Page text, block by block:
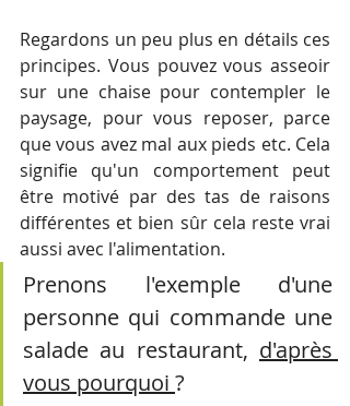
Regardons un peu plus en détails ces
principes. Vous pouvez vous asseoir
sur une chaise pour contempler le
paysage, pour vous reposer, parce
que vous avez mal aux pieds etc. Cela
signifie qu'un comportement peut
être motivé par des tas de raisons
différentes et bien sûr cela reste vrai
aussi avec l'alimentation.
Prenons l'exemple d'une
personne qui commande une
salade au restaurant, d'après
vous pourquoi ?